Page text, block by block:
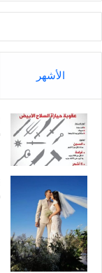
الأشهر